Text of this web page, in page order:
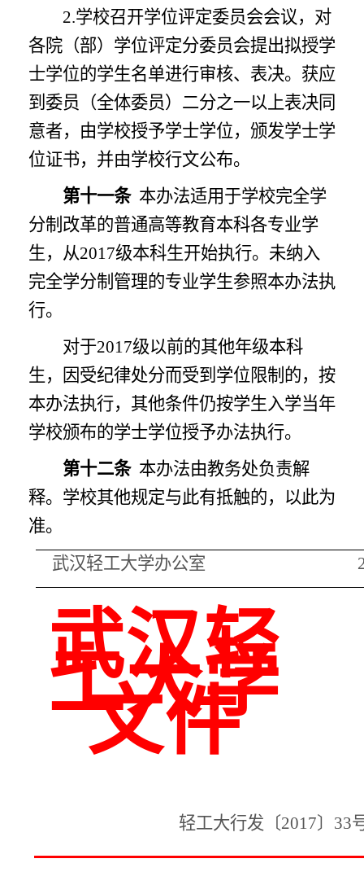
2.学校召开学位评定委员会会议，对
各院（部）学位评定分委员会提出拟授学
士学位的学生名单进行审核、表决。获应
到委员（全体委员）二分之一以上表决同
意者，由学校授予学士学位，颁发学士学
位证书，并由学校行文公布。
第十一条 本办法适用于学校完全学
分制改革的普通高等教育本科各专业学
生，从2017级本科生开始执行。未纳入
完全学分制管理的专业学生参照本办法执
行。
对于2017级以前的其他年级本科
生，因受纪律处分而受到学位限制的，按
本办法执行，其他条件仍按学生入学当年
学校颁布的学士学位授予办法执行。
第十二条 本办法由教务处负责解
释。学校其他规定与此有抵触的，以此为
准。
武汉轻工大学办公室
武汉轻
工大学
文件
轻工大行发〔2017〕33